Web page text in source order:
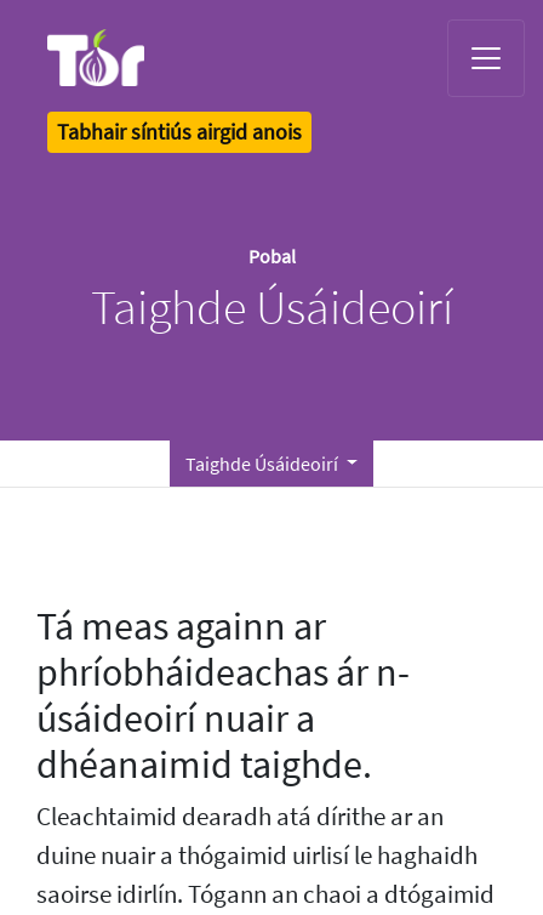
Tabhair síntiús airgid anois
Pobal
Taighde Úsáideoirí
Taighde Úsáideoirí
Tá meas againn ar
phríobháideachas ár n-
úsáideoirí nuair a
dhéanaimid taighde.
Cleachtaimid dearadh atá dírithe ar an
duine nuair a thógaimid uirlisí le haghaidh
saoirse idirlín. Tógann an chaoi a dtógaimid